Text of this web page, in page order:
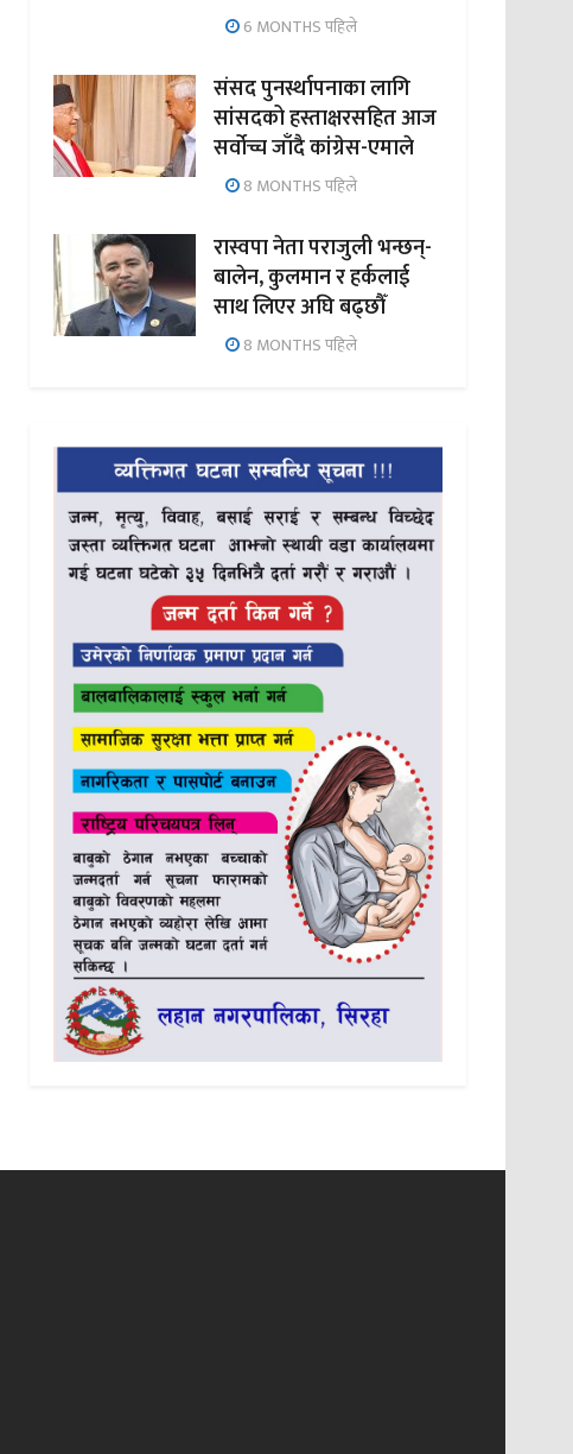
6 MONTHS पहिले
संसद पुनर्स्थापनाका लागि
सांसदको हस्ताक्षरसहित आज
सर्वोच्च जाँदै कांग्रेस-एमाले
8 MONTHS पहिले
रास्वपा नेता पराजुली भन्छन्-
बालेन, कुलमान र हर्कलाई
साथ लिएर अघि बढ्छौँ
8 MONTHS पहिले